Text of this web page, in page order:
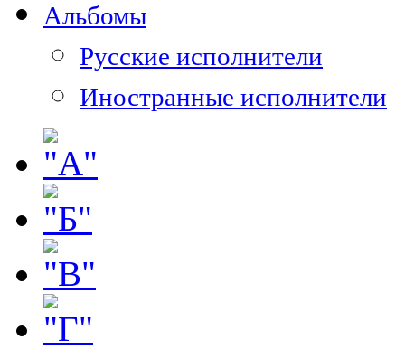
Альбомы
Русские исполнители
Иностранные исполнители